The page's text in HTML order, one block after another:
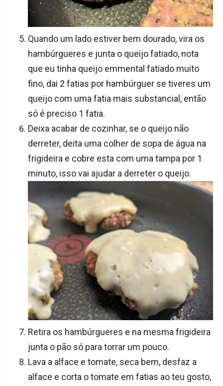
Quando um lado estiver bem dourado, vira os
hambúrgueres e junta o queijo fatiado, nota
que eu tinha queijo emmental fatiado muito
fino, dai 2 fatias por hambúrguer se tiveres um
queijo com uma fatia mais substancial, então
só é preciso 1 fatia.
Deixa acabar de cozinhar, se o queijo não
derreter, deita uma colher de sopa de água na
frigideira e cobre esta com uma tampa por 1
minuto, isso vai ajudar a derreter o queijo.
Retira os hambúrgueres e na mesma frigideira
junta o pão só para torrar um pouco.
Lava a alface e tomate, seca bem, desfaz a
alface e corta o tomate em fatias ao teu gosto,